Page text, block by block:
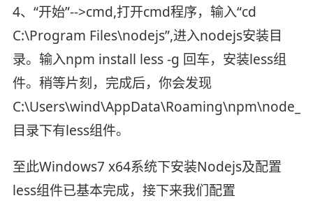
4、“开始”-->cmd,打开cmd程序，输入“cd
C:\Program Files\nodejs”,进入nodejs安装目
录。输入npm install less -g 回车，安装less组
件。稍等片刻，完成后，你会发现
目录下有less组件。
至此Windows7 x64系统下安装Nodejs及配置
less组件已基本完成，接下来我们配置